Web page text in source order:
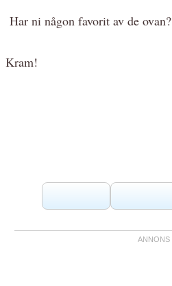
Har ni någon favorit av de ovan?
Kram!